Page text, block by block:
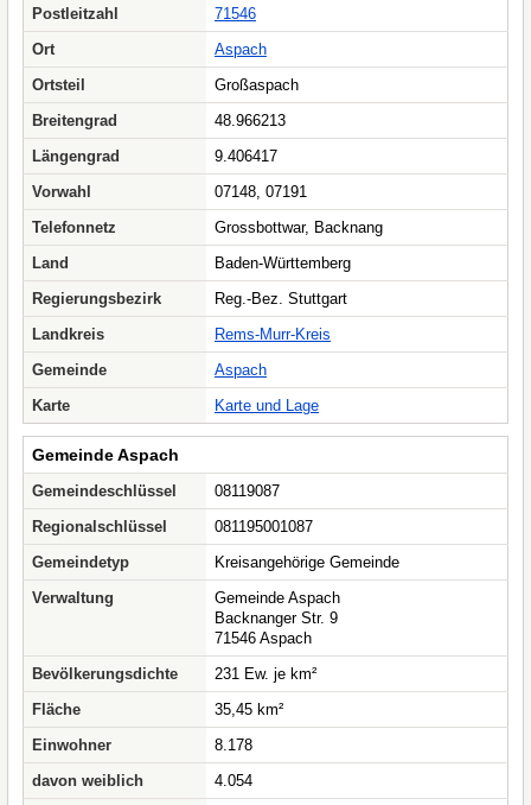
Postleitzahl
71546
Ort
Aspach
Ortsteil
Großaspach
Breitengrad
48.966213
Längengrad
9.406417
Vorwahl
07148, 07191
Telefonnetz
Grossbottwar, Backnang
Land
Baden-Württemberg
Regierungsbezirk
Reg.-Bez. Stuttgart
Landkreis
Rems-Murr-Kreis
Gemeinde
Aspach
Karte
Karte und Lage
Gemeinde Aspach
Gemeindeschlüssel
08119087
Regionalschlüssel
081195001087
Gemeindetyp
Kreisangehörige Gemeinde
Verwaltung
Gemeinde Aspach
Backnanger Str. 9
71546 Aspach
Bevölkerungsdichte
231 Ew. je km²
Fläche
35,45 km²
Einwohner
8.178
davon weiblich
4.054